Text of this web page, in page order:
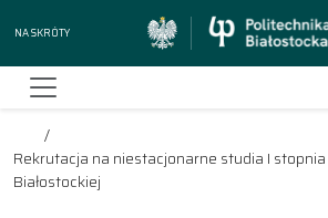
Na skróty
Rekrutacja na niestacjonarne studia I
Białostockiej